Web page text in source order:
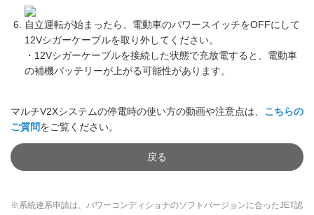
自立運転が始まったら、電動車のパワースイッチをOFFにして
12Vシガーケーブルを取り外してください。
・12Vシガーケーブルを接続した状態で充放電すると、電動車
の補機バッテリーが上がる可能性があります。
マルチV2Xシステムの停電時の使い方の動画や注意点は、 こちらの
ご質問をご覧ください。
戻る
※系統連系申請は、パワーコンディショナのソフトバージョンに合ったJET認